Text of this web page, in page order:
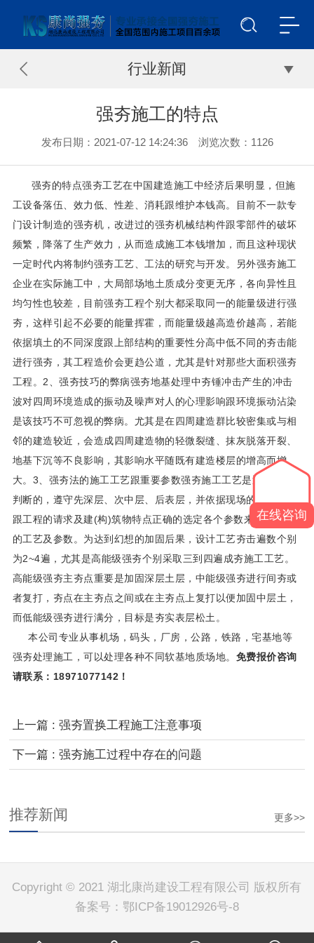
行业新闻
强夯施工的特点
发布日期：2021-07-12 14:24:36 浏览次数： 1126
强夯的特点强夯工艺在中国建造施工中经济后果明显，但施
工设备落伍、效力低、性差、消耗跟维护本钱高。目前不一款专
门设计制造的强夯机，改进过的强夯机械结构件跟零部件的破坏
频繁，降落了生产效力，从而造成施工本钱增加，而且这种现状
一定时代内将制约强夯工艺、工法的研究与开发。另外强夯施工
企业在实际施工中，大局部场地土质成分变更无序，各向异性且
均匀性也较差，目前强夯工程个别大都采取同一的能量级进行强
夯，这样引起不必要的能量挥霍，而能量级越高造价越高，若能
依据填土的不同深度跟上部结构的重要性分高中低不同的夯击能
进行强夯，其工程造价会更趋公道，尤其是针对那些大面积强夯
工程。2、强夯技巧的弊病强夯地基处理中夯锤冲击产生的冲击
波对四周环境造成的振动及噪声对人的心理影响跟环境振动沾染
是该技巧不可忽视的弊病。尤其是在四周建造群比较密集或与相
邻的建造较近，会造成四周建造物的轻微裂缝、抹灰脱落开裂、
地基下沉等不良影响，其影响水平随既有建造楼层的增高而增
大。3、强夯法的施工工艺跟重要参数强夯施工工艺是通过试夯
判断的，遵守先深层、次中层、后表层，并依据现场的地质前提
跟工程的请求及建(构)筑物特点正确的选定各个参数来判断相应
的工艺及参数。为达到幻想的加固后果，设计工艺夯击遍数个别
为2~4遍，尤其是高能级强夯个别采取三到四遍成夯施工工艺。
高能级强夯主夯点重要是加固深层土层，中能级强夯进行间夯或
者复打，夯点在主夯点之间或在主夯点上复打以便加固中层土，
而低能级强夯进行满分，目标是夯实表层松土。
本公司专业从事机场，码头，厂房，公路，铁路，宅基地等
强夯处理施工，可以处理各种不同软基地质场地。 免费报价咨询
请联系：18971077142！
上一篇 : 强夯置换工程施工注意事项
下一篇 : 强夯施工过程中存在的问题
更多>>
推荐新闻
Copyright © 2021 湖北康尚建设工程有限公司 版权所有
备案号： 鄂ICP备19012926号-8
在线咨询